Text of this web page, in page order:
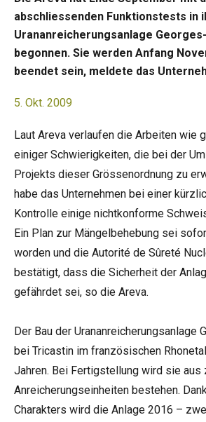
abschliessenden Funktionstests in
Urananreicherungsanlage
begonnen. Sie werden Anfang
beendet sein, meldete das
5. Okt. 2009
Laut Areva verlaufen die Arbeiten wie
einiger Schwierigkeiten, die bei der
Projekts dieser Grössenordnung zu
habe das Unternehmen bei einer
Kontrolle einige nichtkonforme
Ein Plan zur Mängelbehebung sei
worden und die Autorité de Sûreté
bestätigt, dass die Sicherheit der
gefährdet sei, so die Areva.
Der Bau der Urananreicherungsanlage
bei Tricastin im französischen
Jahren. Bei Fertigstellung wird sie aus
Anreicherungseinheiten bestehen.
Charakters wird die Anlage 2016 –